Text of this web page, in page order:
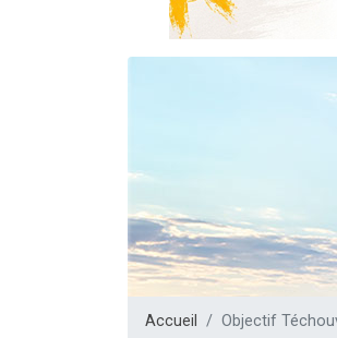
Accueil Objectif